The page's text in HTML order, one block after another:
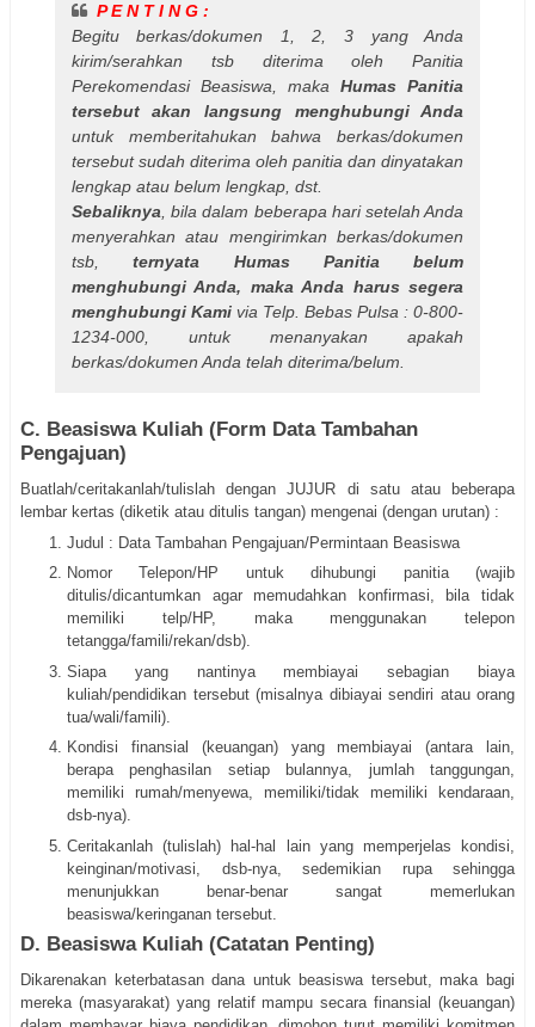
P E N T I N G :
Begitu berkas/dokumen 1, 2, 3 yang Anda
kirim/serahkan tsb diterima oleh Panitia
Perekomendasi Beasiswa, makaHumas Panitia
tersebut akan langsung menghubungi Anda
untuk memberitahukan bahwa berkas/dokumen
tersebut sudah diterima oleh panitia dan dinyatakan
lengkap atau belum lengkap, dst.
Sebaliknya, bila dalam beberapa hari setelah Anda
menyerahkan atau mengirimkan berkas/dokumen
tsb,ternyata Humas Panitia belum
menghubungi Anda, maka Anda harus segera
menghubungi Kamivia Telp. Bebas Pulsa : 0-800-
1234-000, untuk menanyakan apakah
berkas/dokumen Anda telah diterima/belum.
C. Beasiswa Kuliah (Form Data Tambahan
Pengajuan)
Buatlah/ceritakanlah/tulislah dengan JUJUR di satu atau beberapa
lembar kertas (diketik atau ditulis tangan) mengenai (dengan urutan) :
Judul : Data Tambahan Pengajuan/Permintaan Beasiswa
Nomor Telepon/HP untuk dihubungi panitia (wajib
ditulis/dicantumkan agar memudahkan konfirmasi, bila tidak
memiliki telp/HP, maka menggunakan telepon
tetangga/famili/rekan/dsb).
Siapa yang nantinya membiayai sebagian biaya
kuliah/pendidikan tersebut (misalnya dibiayai sendiri atau orang
tua/wali/famili).
Kondisi finansial (keuangan) yang membiayai (antara lain,
berapa penghasilan setiap bulannya, jumlah tanggungan,
memiliki rumah/menyewa, memiliki/tidak memiliki kendaraan,
dsb-nya).
Ceritakanlah (tulislah) hal-hal lain yang memperjelas kondisi,
keinginan/motivasi, dsb-nya, sedemikian rupa sehingga
menunjukkan benar-benar sangat memerlukan
beasiswa/keringanan tersebut.
D. Beasiswa Kuliah (Catatan Penting)
Dikarenakan keterbatasan dana untuk beasiswa tersebut, maka bagi
mereka (masyarakat) yang relatif mampu secara finansial (keuangan)